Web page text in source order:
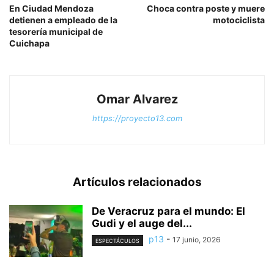
En Ciudad Mendoza
detienen a empleado de la
tesorería municipal de
Cuichapa
Choca contra poste y muere
motociclista
Omar Alvarez
https://proyecto13.com
Artículos relacionados
De Veracruz para el mundo: El
Gudi y el auge del...
ESPECTÁCULOS p13 - 17 junio, 2026